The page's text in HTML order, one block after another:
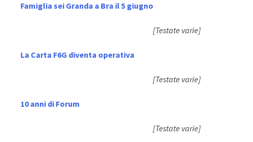
Famiglia sei Granda a Bra il 5 giugno
[Testate varie]
La Carta F6G diventa operativa
[Testate varie]
10 anni di Forum
[Testate varie]